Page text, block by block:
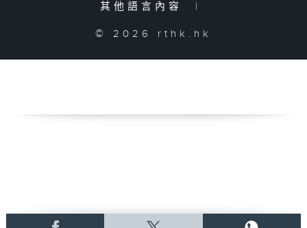
其他語言內容
|
© 2026 rthk.hk